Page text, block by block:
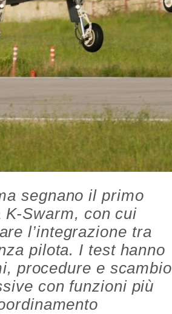
segnano il primo
K-Swarm, con cui
l’integrazione tra
pilota. I test hanno
procedure e scambio
con funzioni più